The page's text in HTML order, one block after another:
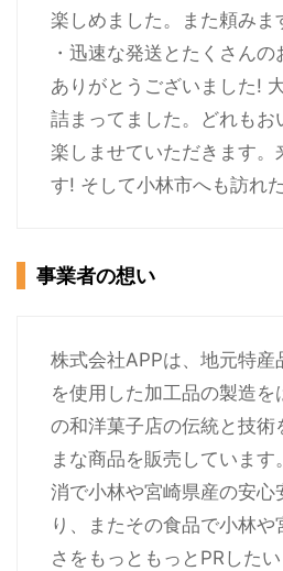
楽しめました。また頼みま
・迅速な発送とたくさん
ありがとうございました!
詰まってました。どれもお
楽しませていただきます。
す! そして小林市へも訪れ
事業者の想い
株式会社APPは、地元特産
を使用した加工品の製造を
の和洋菓子店の伝統と技術
まな商品を販売していま
消で小林や宮崎県産の安心
り、またその食品で小林や
さをもっともっとPRしたい